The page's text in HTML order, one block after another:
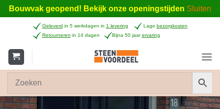
Bouwvak geopend! Bekijk onze openingstijden Sluiten
inhoud
Geleverd in 5 werkdagen in 1 levering Lage bezorgkosten
Retourneren in 14 dagen Bijna 50 jaarervaring